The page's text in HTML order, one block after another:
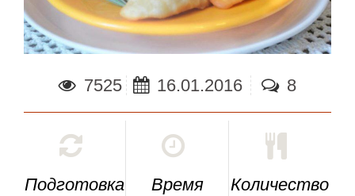
7525 16.01.2016 8
Подготовка
Время
Количество